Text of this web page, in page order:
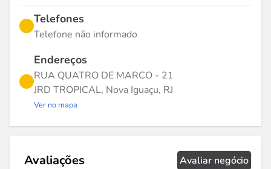
Telefones
Telefone não informado
Endereços
RUA QUATRO DE MARCO - 21
JRD TROPICAL, Nova Iguaçu, RJ
Ver no mapa
Avaliações Avaliar negócio